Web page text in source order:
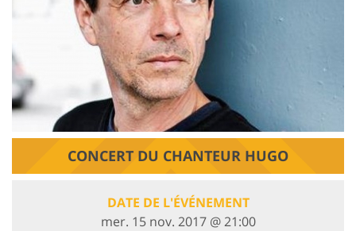
CONCERT DU CHANTEUR HUGO
DATE DE L'ÉVÉNEMENT
mer. 15 nov. 2017 @ 21:00